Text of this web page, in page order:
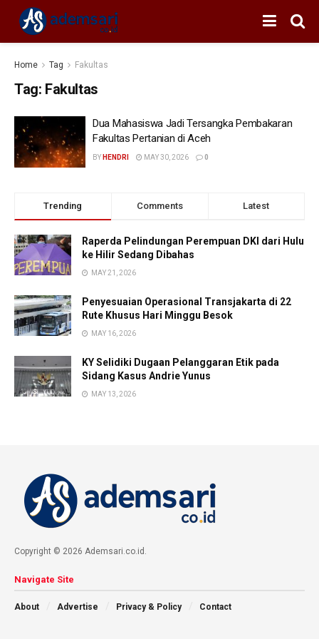
Home Tag Fakultas
Tag: Fakultas
Dua Mahasiswa Jadi Tersangka Pembakaran
Fakultas Pertanian di Aceh
BY HENDRI MAY 30, 2026 0
Trending Comments Latest
Raperda Pelindungan Perempuan DKI dari Hulu
ke Hilir Sedang Dibahas
MAY 21, 2026
Penyesuaian Operasional Transjakarta di 22
Rute Khusus Hari Minggu Besok
MAY 16, 2026
KY Selidiki Dugaan Pelanggaran Etik pada
Sidang Kasus Andrie Yunus
MAY 13, 2026
Copyright © 2026 Ademsari.co.id.
Navigate Site
About Advertise Privacy & Policy Contact